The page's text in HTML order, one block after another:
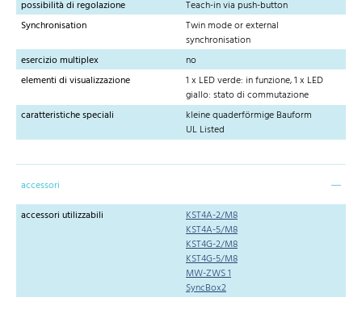
possibilità di regolazione
Teach-in via push-button
Synchronisation
Twin mode or external
synchronisation
esercizio multiplex
no
elementi di visualizzazione
1 x LED verde: in funzione, 1 x LED
giallo: stato di commutazione
caratteristiche speciali
kleine quaderförmige Bauform
UL Listed
accessori
accessori utilizzabili
KST4A-2/M8
KST4A-5/M8
KST4G-2/M8
KST4G-5/M8
MW-ZWS 1
SyncBox2